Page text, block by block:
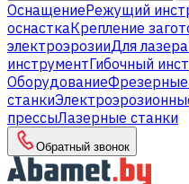
ОснащениеРежущий
оснасткаКрепление
электроэрозииДля лазера
инструментГибочный
ОборудованиеФрезерные
станки
прессыЛазерные станки
Обратный звонок